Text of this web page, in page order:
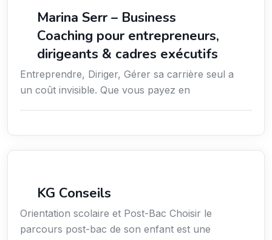
Marina Serr – Business
Coaching pour entrepreneurs,
dirigeants & cadres exécutifs
Entreprendre, Diriger, Gérer sa carrière seul a
un coût invisible. Que vous payez en
KG Conseils
Orientation scolaire et Post-Bac Choisir le
parcours post-bac de son enfant est une